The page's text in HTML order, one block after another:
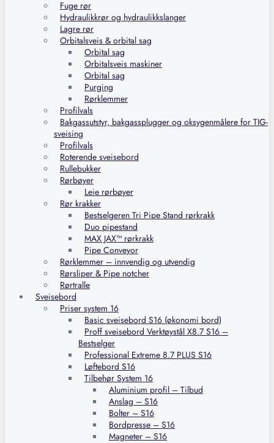
Fuge rør
Hydraulikkrør og hydraulikkslanger
Lagre rør
Orbitalsveis & orbital sag
Orbital sag
Orbitalsveis maskiner
Orbital sag
Purging
Rørklemmer
Profilvals
Bakgassutstyr, bakgassplugger og oksygenmålere for TIG-
sveising
Profilvals
Roterende sveisebord
Rullebukker
Rørbøyer
Leie rørbøyer
Rør krakker
Bestselgeren Tri Pipe Stand rørkrakk
Duo pipestand
MAX JAX™ rørkrakk
Pipe Conveyor
Rørklemmer – innvendig og utvendig
Rørsliper & Pipe notcher
Rørtralle
Sveisebord
Priser system 16
Basic sveisebord S16 (økonomi bord)
Proff sveisebord Verktøystål X8.7 S16 –
Bestselger
Professional Extreme 8.7 PLUS S16
Løftebord S16
Tilbehør System 16
Aluminium profil – Tilbud
Anslag – S16
Bolter – S16
Bordpresse – S16
Magneter – S16